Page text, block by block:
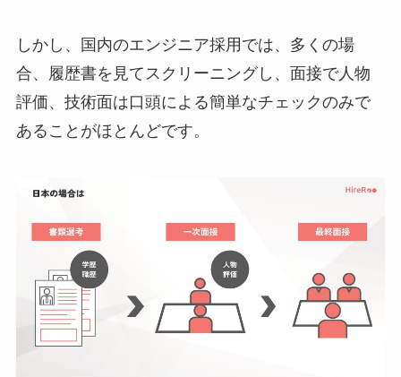
しかし、国内のエンジニア採用では、多くの場
合、履歴書を見てスクリーニングし、面接で人物
評価、技術面は口頭による簡単なチェックのみで
あることがほとんどです。